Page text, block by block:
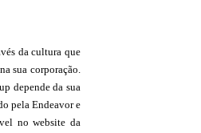
da cultura que
sua corporação.
depende da sua
pela Endeavor e
no website da